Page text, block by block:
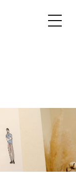
ME